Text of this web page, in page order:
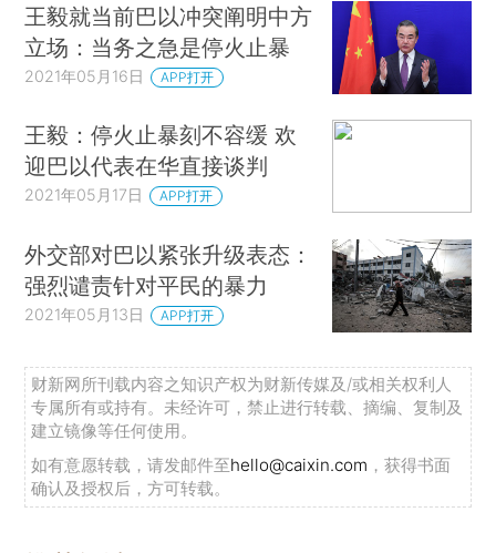
王毅就当前巴以冲突阐明中方
立场：当务之急是停火止暴
2021年05月16日 APP打开
王毅：停火止暴刻不容缓 欢
迎巴以代表在华直接谈判
2021年05月17日 APP打开
外交部对巴以紧张升级表态：
强烈谴责针对平民的暴力
2021年05月13日 APP打开
财新网所刊载内容之知识产权为财新传媒及/或相关权利人
专属所有或持有。未经许可，禁止进行转载、摘编、复制及
建立镜像等任何使用。
如有意愿转载，请发邮件至hello@caixin.com ，获得书面
确认及授权后，方可转载。